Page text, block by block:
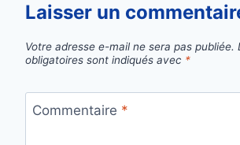
Laisser un
Votre adresse e-mail ne sera pas publiée.
obligatoires sont indiqués avec *
Commentaire *